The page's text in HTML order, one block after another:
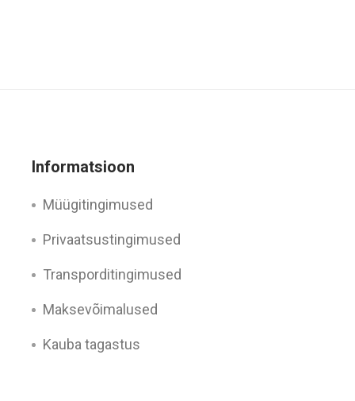
Informatsioon
Müügitingimused
Privaatsustingimused
Transporditingimused
Maksevõimalused
Kauba tagastus